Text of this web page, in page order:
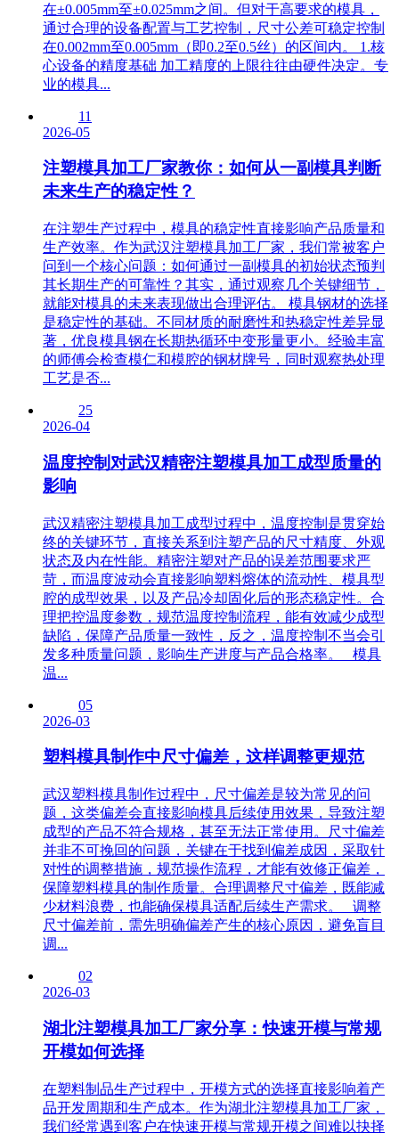
在±0.005mm至±0.025mm之间。但对于高要求的模具，
通过合理的设备配置与工艺控制，尺寸公差可稳定控制
在0.002mm至0.005mm（即0.2至0.5丝）的区间内。 1.核
心设备的精度基础 加工精度的上限往往由硬件决定。专
业的模具...
11
2026-05
注塑模具加工厂家教你：如何从一副模具判断
未来生产的稳定性？
在注塑生产过程中，模具的稳定性直接影响产品质量和
生产效率。作为武汉注塑模具加工厂家，我们常被客户
问到一个核心问题：如何通过一副模具的初始状态预判
其长期生产的可靠性？其实，通过观察几个关键细节，
就能对模具的未来表现做出合理评估。 模具钢材的选择
是稳定性的基础。不同材质的耐磨性和热稳定性差异显
著，优良模具钢在长期热循环中变形量更小。经验丰富
的师傅会检查模仁和模腔的钢材牌号，同时观察热处理
工艺是否...
25
2026-04
温度控制对武汉精密注塑模具加工成型质量的
影响
武汉精密注塑模具加工成型过程中，温度控制是贯穿始
终的关键环节，直接关系到注塑产品的尺寸精度、外观
状态及内在性能。精密注塑对产品的误差范围要求严
苛，而温度波动会直接影响塑料熔体的流动性、模具型
腔的成型效果，以及产品冷却固化后的形态稳定性。合
理把控温度参数，规范温度控制流程，能有效减少成型
缺陷，保障产品质量一致性，反之，温度控制不当会引
发多种质量问题，影响生产进度与产品合格率。 模具
温...
05
2026-03
塑料模具制作中尺寸偏差，这样调整更规范
武汉塑料模具制作过程中，尺寸偏差是较为常见的问
题，这类偏差会直接影响模具后续使用效果，导致注塑
成型的产品不符合规格，甚至无法正常使用。尺寸偏差
并非不可挽回的问题，关键在于找到偏差成因，采取针
对性的调整措施，规范操作流程，才能有效修正偏差，
保障塑料模具的制作质量。合理调整尺寸偏差，既能减
少材料浪费，也能确保模具适配后续生产需求。 调整
尺寸偏差前，需先明确偏差产生的核心原因，避免盲目
调...
02
2026-03
湖北注塑模具加工厂家分享：快速开模与常规
开模如何选择
在塑料制品生产过程中，开模方式的选择直接影响着产
品开发周期和生产成本。作为湖北注塑模具加工厂家，
我们经常遇到客户在快速开模与常规开模之间难以抉择